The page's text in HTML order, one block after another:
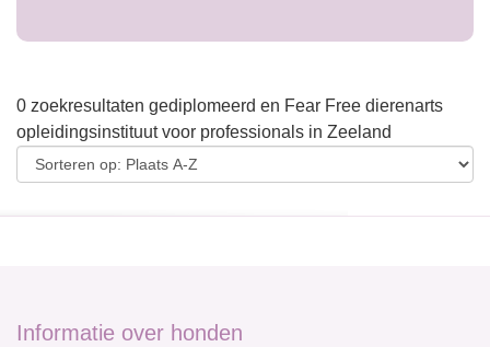
0 zoekresultaten gediplomeerd en Fear Free dierenarts
opleidingsinstituut voor professionals in Zeeland
Informatie over honden